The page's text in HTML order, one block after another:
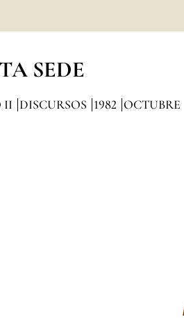
SEDE
II DISCURSOS 1982 OCTUBRE